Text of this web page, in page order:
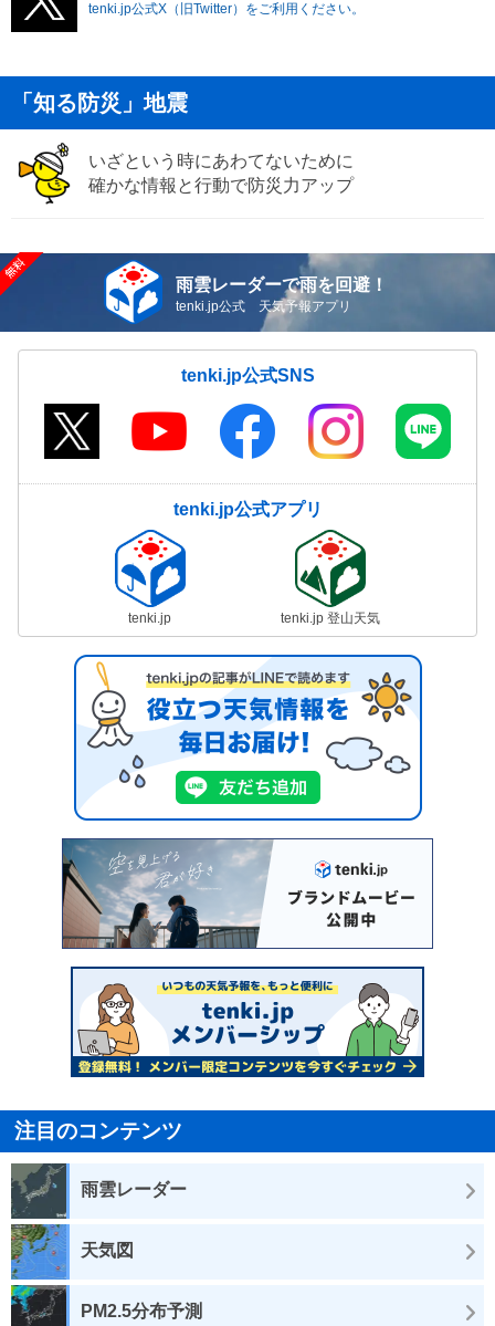
tenki.jp公式X（旧Twitter）をご利用ください。
「知る防災」地震
いざという時にあわてないために
確かな情報と行動で防災力アップ
雨雲レーダーで雨を回避！
tenki.jp公式 天気予報アプリ
tenki.jp公式SNS
tenki.jp公式アプリ
tenki.jp tenki.jp 登山天気
注目のコンテンツ
雨雲レーダー
天気図
PM2.5分布予測